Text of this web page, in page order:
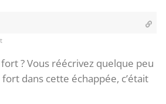
? Vous réécrivez quelque peu
dans cette échappée, c’était